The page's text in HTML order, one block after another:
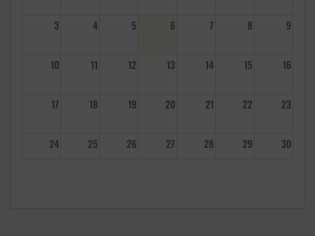
3 4 5 6 7 8 9
10 11 12 13 14 15 16
17 18 19 20 21 22 23
24 25 26 27 28 29 30